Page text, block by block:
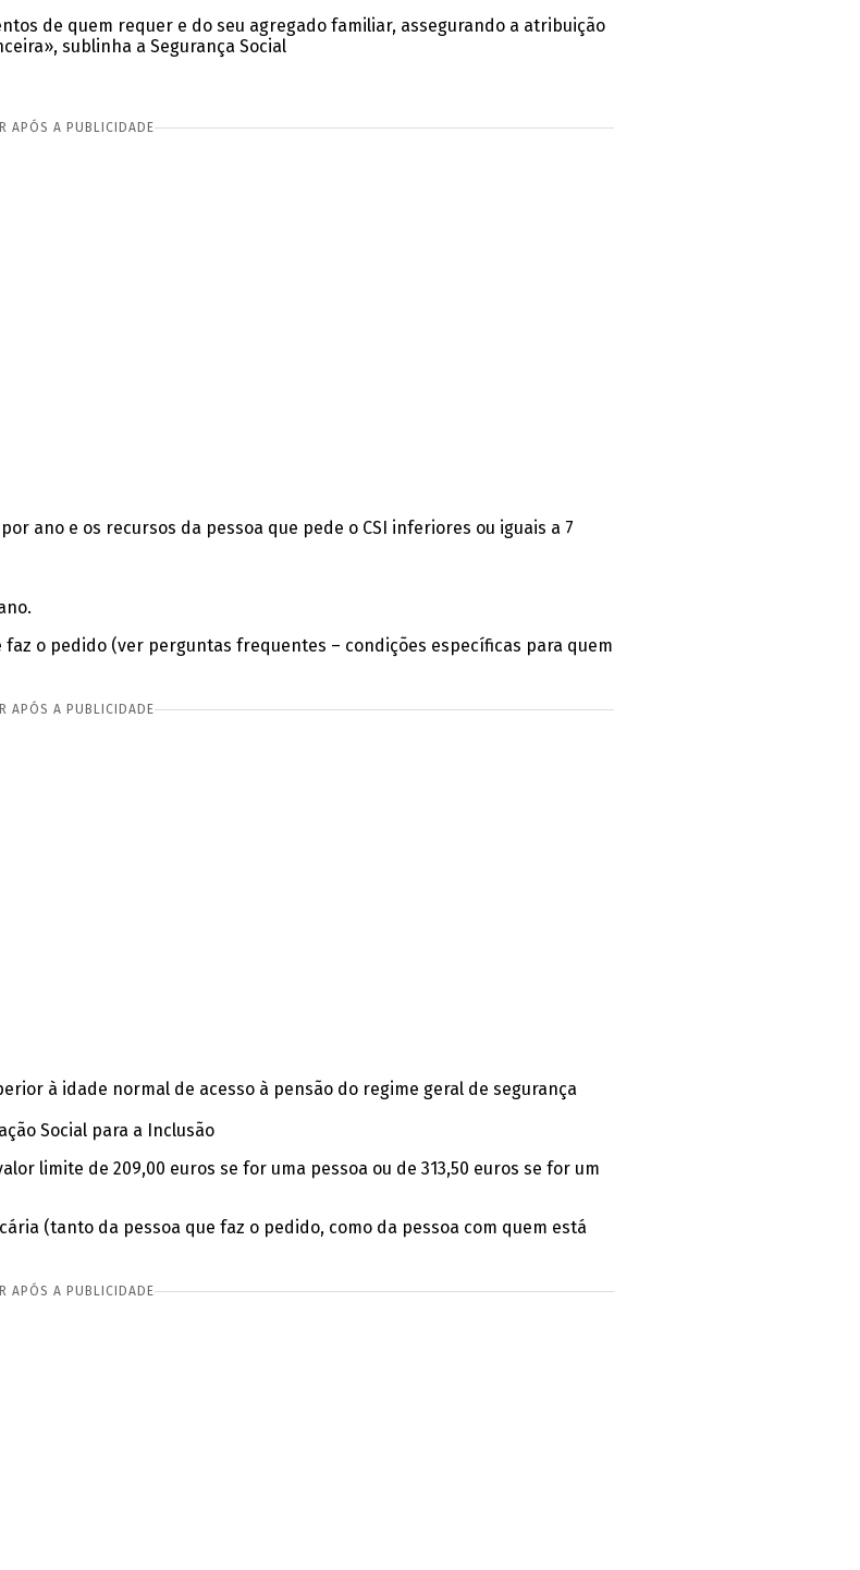
de quem requer e do seu agregado familiar, assegurando a atribuição
sublinha a Segurança Social
APÓS A PUBLICIDADE
ano e os recursos da pessoa que pede o CSI inferiores ou iguais a 7
o pedido (ver perguntas frequentes – condições específicas para quem
APÓS A PUBLICIDADE
à idade normal de acesso à pensão do regime geral de segurança
Social para a Inclusão
limite de 209,00 euros se for uma pessoa ou de 313,50 euros se for um
(tanto da pessoa que faz o pedido, como da pessoa com quem está
APÓS A PUBLICIDADE